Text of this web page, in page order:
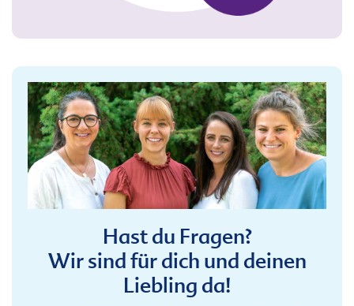
Hast du Fragen?
Wir sind für dich und deinen
Liebling da!